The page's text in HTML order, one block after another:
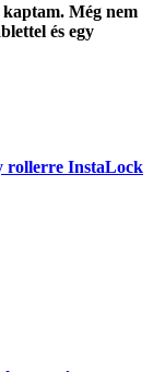
Még nem
és egy
rollerre InstaLock